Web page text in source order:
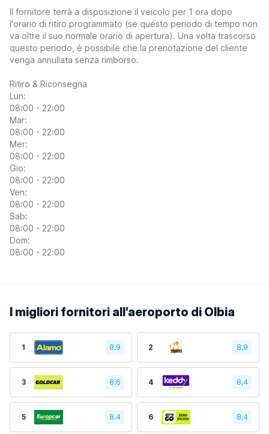
Il fornitore terrà a disposizione il veicolo per 1 ora dopo
l'orario di ritiro programmato (se questo periodo di tempo non
va oltre il suo normale orario di apertura). Una volta trascorso
questo periodo, è possibile che la prenotazione del cliente
venga annullata senza rimborso.
Ritiro & Riconsegna
Lun:
08:00 - 22:00
Mar:
08:00 - 22:00
Mer:
08:00 - 22:00
Gio:
08:00 - 22:00
Ven:
08:00 - 22:00
Sab:
08:00 - 22:00
Dom:
08:00 - 22:00
I migliori fornitori all’aeroporto di Olbia
1 8.9 2 8,9
3 8.6 4 8,4
5 8.4 6 8,4